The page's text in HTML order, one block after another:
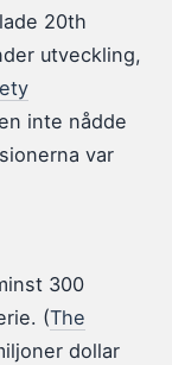
20th
utveckling,
inte nådde
var
300
(The
dollar